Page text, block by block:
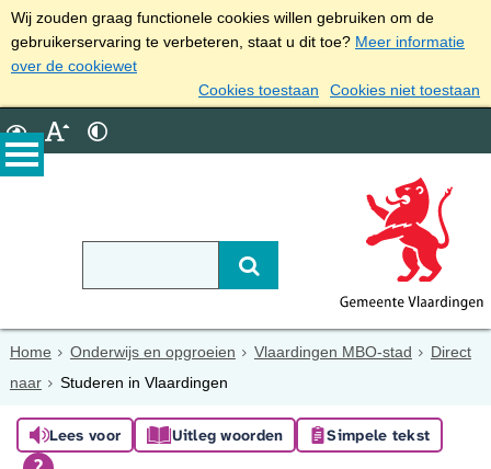
Wij zouden graag functionele cookies willen gebruiken om de
gebruikerservaring te verbeteren, staat u dit toe? Meer informatie
over de cookiewet
Cookies toestaan
Cookies niet toestaan
Home Onderwijs en opgroeien Vlaardingen MBO-stad
Direct
naar
Studeren in Vlaardingen
Lees voor Uitleg woorden Simpele tekst